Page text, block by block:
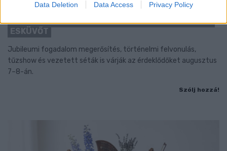
Data Deletion Data Access Privacy Policy
BAROKK POMPÁBA ÖLTÖZIK A BELVÁROS:
HÉTVÉGÉN RENDEZIK MEG A XXXIII. GYŐRI BAROKK
ESKÜVŐT
Jubileumi fogadalom megerősítés, történelmi felvonulás,
tűzshow és vezetett séták is várják az érdeklődőket augusztus
7–8-án.
Szólj hozzá!